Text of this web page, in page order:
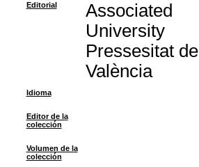
Editorial
Associated
University
Pressesitat de
València
Idioma
Editor de la
colección
Volumen de la
colección